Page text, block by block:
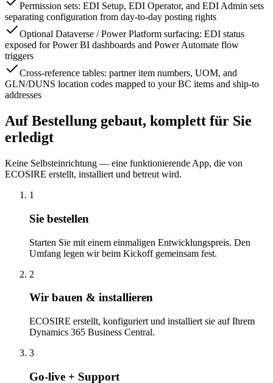
Permission sets: EDI Setup, EDI Operator, and EDI Admin sets
separating configuration from day-to-day posting rights
Optional Dataverse / Power Platform surfacing: EDI status
exposed for Power BI dashboards and Power Automate flow
triggers
Cross-reference tables: partner item numbers, UOM, and
GLN/DUNS location codes mapped to your BC items and ship-to
addresses
Auf Bestellung gebaut, komplett für Sie
erledigt
Keine Selbsteinrichtung — eine funktionierende App, die von
ECOSIRE erstellt, installiert und betreut wird.
1
Sie bestellen
Starten Sie mit einem einmaligen Entwicklungspreis. Den
Umfang legen wir beim Kickoff gemeinsam fest.
2
Wir bauen & installieren
ECOSIRE erstellt, konfiguriert und installiert sie auf Ihrem
Dynamics 365 Business Central.
3
Go-live + Support